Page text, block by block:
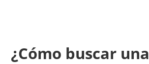
¿Cómo buscar una